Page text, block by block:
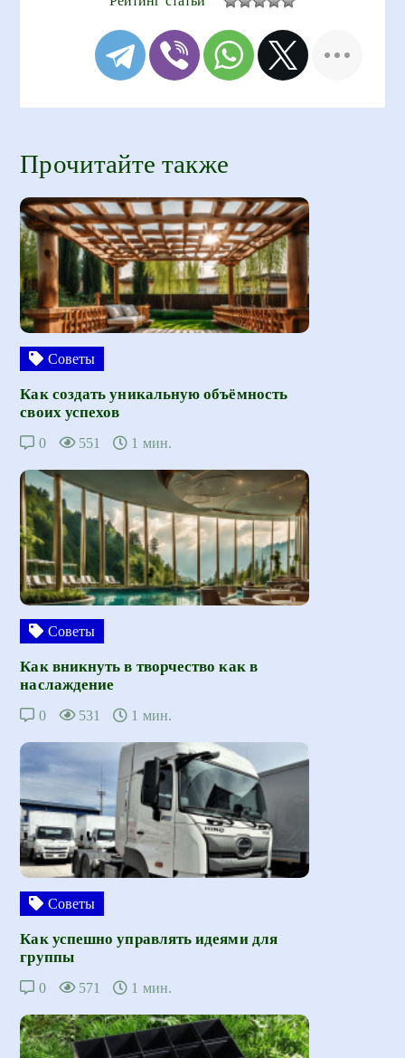
Прочитайте также
Советы
Как создать уникальную объёмность
своих успехов
0 551 1 мин.
Советы
Как вникнуть в творчество как в
наслаждение
0 531 1 мин.
Советы
Как успешно управлять идеями для
группы
0 571 1 мин.